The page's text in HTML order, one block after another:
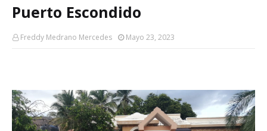
Puerto Escondido
Freddy Medrano Mercedes Mayo 23, 2023